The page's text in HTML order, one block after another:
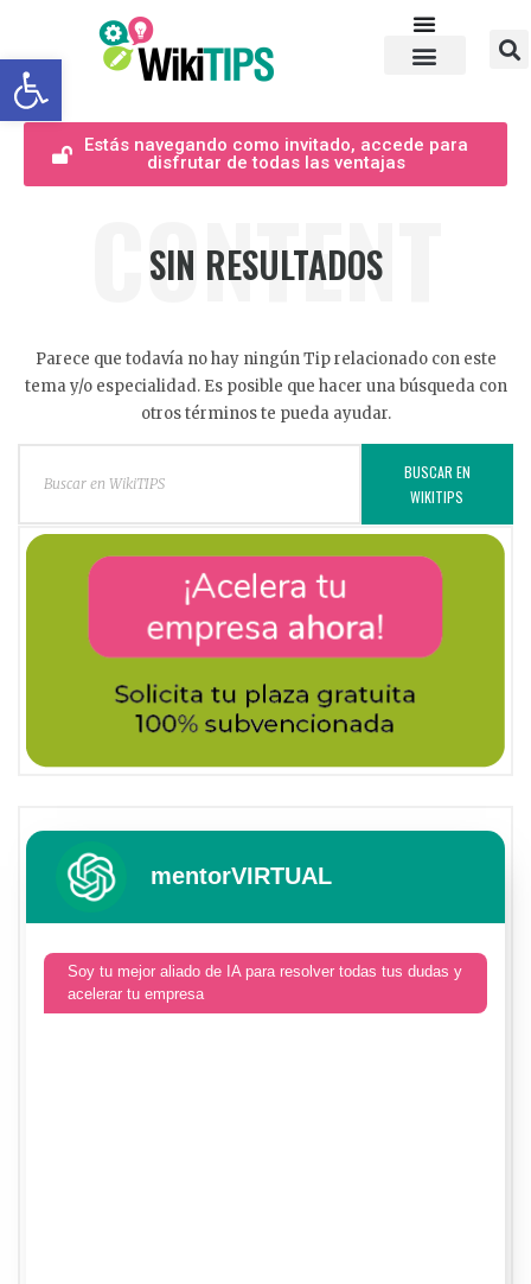
Abrir barra de herramientas
Estás navegando como invitado, accede para
disfrutar de todas las ventajas
CONTENT
SIN RESULTADOS
Parece que todavía no hay ningún Tip relacionado con este
tema y/o especialidad. Es posible que hacer una búsqueda con
otros términos te pueda ayudar.
BUSCAR EN
WIKITIPS
mentorVIRTUAL
Soy tu mejor aliado de IA para resolver todas tus dudas y
acelerar tu empresa